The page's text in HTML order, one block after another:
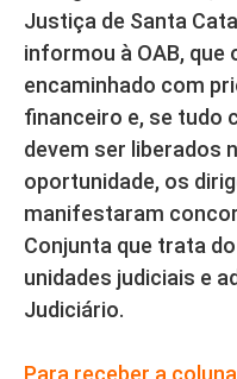
Justiça de Santa
informou à OAB, que
encaminhado com
financeiro e, se tudo
devem ser liberados
oportunidade, os
manifestaram
Conjunta que trata
unidades judiciais e
Judiciário.
Para receber a